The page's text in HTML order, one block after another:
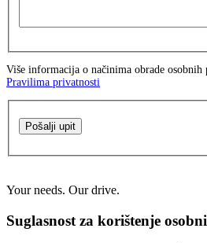
Više informacija o načinima obrade osobnih
Pravilima privatnosti
Pošalji upit
Your needs. Our drive.
Suglasnost za korištenje